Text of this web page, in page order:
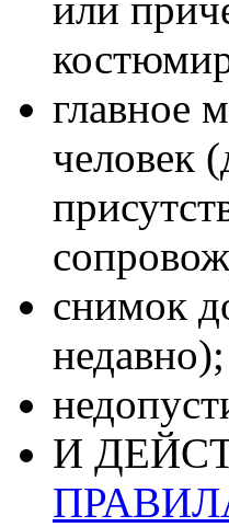
главное
человек
снимок
недавно);
И